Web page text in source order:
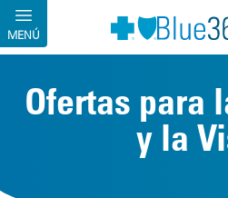
Pasar al contenido principal
MENÚ
Ofertas para
y la